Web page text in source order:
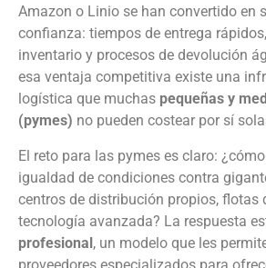
Amazon o Linio se han convertido en
confianza: tiempos de entrega
inventario y procesos de devolución
esa ventaja competitiva existe una
logística que muchas pequeñas y
(pymes) no pueden costear por sí
El reto para las pymes es claro:
igualdad de condiciones contra
centros de distribución propios, flotas
tecnología avanzada? La respuesta
profesional, un modelo que les
proveedores especializados para